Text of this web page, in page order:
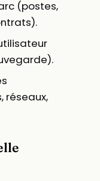
(postes,
réseaux,